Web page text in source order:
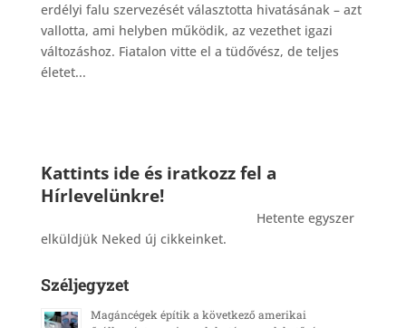
erdélyi falu szervezését választotta hivatásának – azt
vallotta, ami helyben működik, az vezethet igazi
változáshoz. Fiatalon vitte el a tüdővész, de teljes
életet...
Kattints ide és iratkozz fel a
Hírlevelünkre!
Hetente egyszer
elküldjük Neked új cikkeinket.
Széljegyzet
Magáncégek építik a következő amerikai